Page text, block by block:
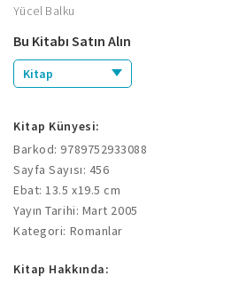
Yücel Balku
Bu Kitabı Satın Alın
Kitap
Kitap Künyesi:
Barkod: 9789752933088
Sayfa Sayısı: 456
Ebat: 13.5 x19.5 cm
Yayın Tarihi: Mart 2005
Kategori: Romanlar
Kitap Hakkında: